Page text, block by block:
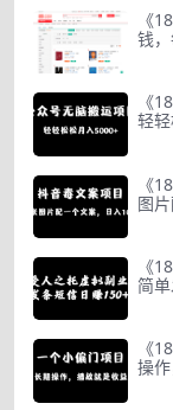
《
钱
《
轻
《
图
《
简
《
操